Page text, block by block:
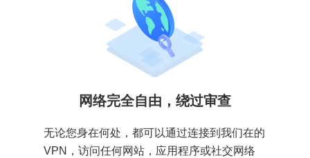
网络完全自由，绕过审查
无论您身在何处，都可以通过连接到我们在的
VPN，访问任何网站，应用程序或社交网络